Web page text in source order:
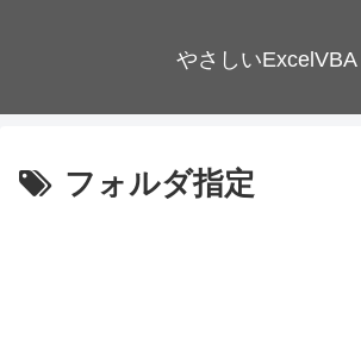
やさしいExcelVBA
フォルダ指定